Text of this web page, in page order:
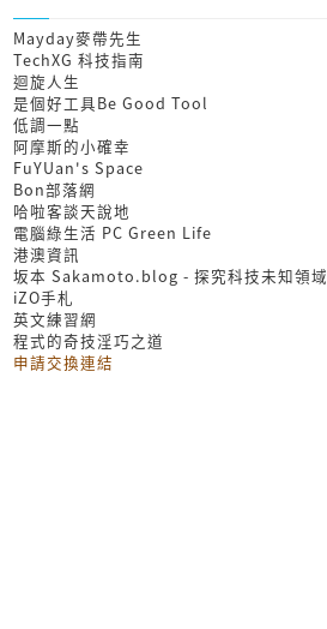
Mayday麥帶先生
TechXG 科技指南
迴旋人生
是個好工具Be Good Tool
低調一點
阿摩斯的小確幸
FuYUan's Space
Bon部落網
哈啦客談天說地
電腦綠生活 PC Green Life
港澳資訊
坂本 Sakamoto.blog - 探究科技未知領域
iZO手札
英文練習網
程式的奇技淫巧之道
申請交換連結